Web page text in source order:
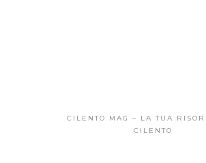
CILENTO MAG – LA TUA
CILENTO